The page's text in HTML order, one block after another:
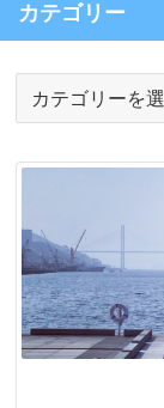
カテゴリー
リ